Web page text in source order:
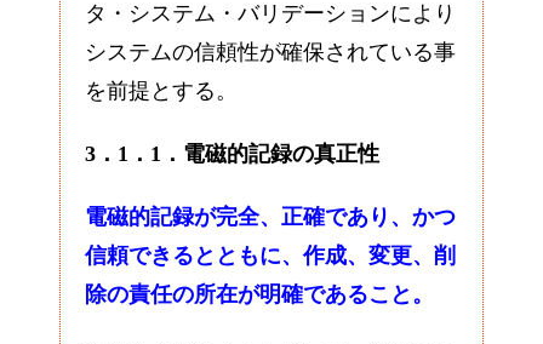
タ・システム・バリデーションにより
システムの信頼性が確保されている事
を前提とする。
3．1．1．電磁的記録の真正性
電磁的記録が完全、正確であり、かつ
信頼できるとともに、作成、変更、削
除の責任の所在が明確であること。